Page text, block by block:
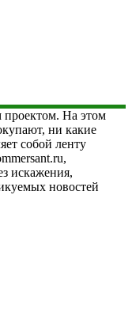
проектом. На этом
ни какие
собой ленту
искажения,
новостей